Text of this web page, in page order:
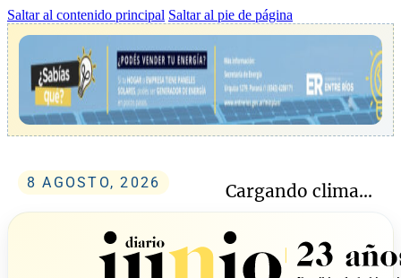
Saltar al contenido principal Saltar al pie de página
8 AGOSTO, 2026 Cargando clima...